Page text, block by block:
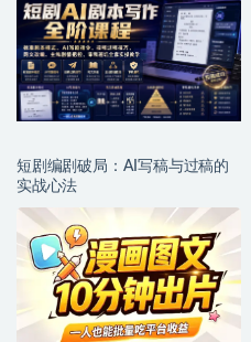
短剧编剧破局：AI写稿与过稿的
实战心法